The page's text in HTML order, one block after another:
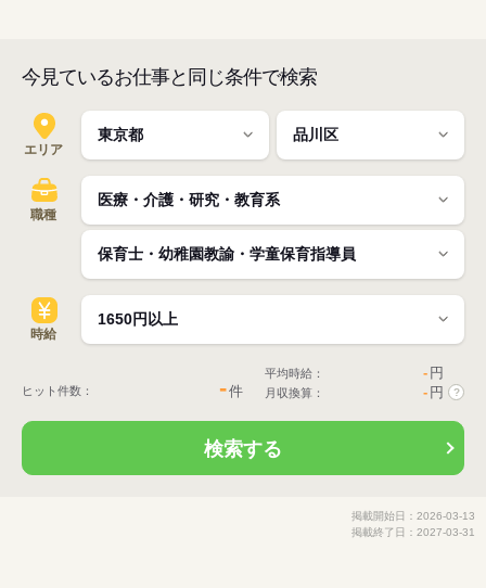
今見ているお仕事と同じ条件で検索
エリア
職種
時給
ヒット件数： -件
平均時給： - 円
月収換算： - 円 ?
検索する
掲載開始日：2026-03-13
掲載終了日：2027-03-31